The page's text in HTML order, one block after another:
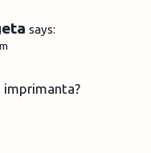
says:
imprimanta?